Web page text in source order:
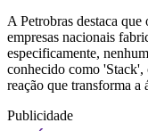
A Petrobras destaca
empresas nacionais
especificamente,
conhecido como 'Stack',
reação que transforma a
Publicidade